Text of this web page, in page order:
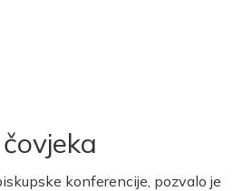
konferencije, pozvalo je